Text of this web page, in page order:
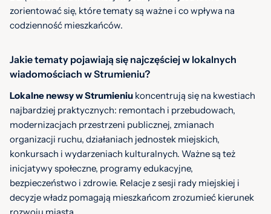
zorientować się, które tematy są ważne i co wpływa na
codzienność mieszkańców.
Jakie tematy pojawiają się najczęściej w lokalnych
wiadomościach w Strumieniu?
Lokalne newsy w Strumieniu koncentrują się na kwestiach
najbardziej praktycznych: remontach i przebudowach,
modernizacjach przestrzeni publicznej, zmianach
organizacji ruchu, działaniach jednostek miejskich,
konkursach i wydarzeniach kulturalnych. Ważne są też
inicjatywy społeczne, programy edukacyjne,
bezpieczeństwo i zdrowie. Relacje z sesji rady miejskiej i
decyzje władz pomagają mieszkańcom zrozumieć kierunek